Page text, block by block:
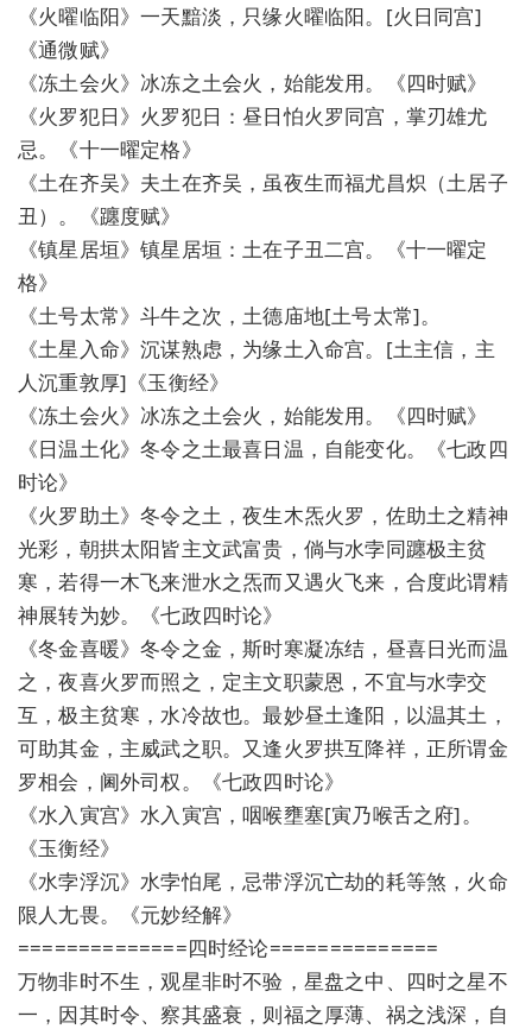
《火曜临阳》一天黯淡，只缘火曜临阳。[火日同宫]
《通微赋》
《冻土会火》冰冻之土会火，始能发用。《四时赋》
《火罗犯日》火罗犯日：昼日怕火罗同宫，掌刃雄尤
忌。《十一曜定格》
《土在齐吴》夫土在齐吴，虽夜生而福尤昌炽（土居子
丑）。《躔度赋》
《镇星居垣》镇星居垣：土在子丑二宫。《十一曜定
格》
《土号太常》斗牛之次，土德庙地[土号太常]。
《土星入命》沉谋熟虑，为缘土入命宫。[土主信，主
人沉重敦厚]《玉衡经》
《冻土会火》冰冻之土会火，始能发用。《四时赋》
《日温土化》冬令之土最喜日温，自能变化。《七政四
时论》
《火罗助土》冬令之土，夜生木炁火罗，佐助土之精神
光彩，朝拱太阳皆主文武富贵，倘与水孛同躔极主贫
寒，若得一木飞来泄水之炁而又遇火飞来，合度此谓精
神展转为妙。《七政四时论》
《冬金喜暖》冬令之金，斯时寒凝冻结，昼喜日光而温
之，夜喜火罗而照之，定主文职蒙恩，不宜与水孛交
互，极主贫寒，水冷故也。最妙昼土逢阳，以温其土，
可助其金，主威武之职。又逢火罗拱互降祥，正所谓金
罗相会，阃外司权。《七政四时论》
《水入寅宫》水入寅宫，咽喉壅塞[寅乃喉舌之府]。
《玉衡经》
《水孛浮沉》水孛怕尾，忌带浮沉亡劫的耗等煞，火命
限人尢畏。《元妙经解》
==============四时经论==============
万物非时不生，观星非时不验，星盘之中、四时之星不
一，因其时令、察其盛衰，则福之厚薄、祸之浅深，自